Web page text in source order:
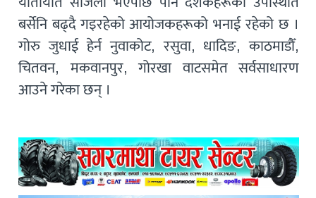
बर्सेनि बढ्दै गइरहेको आयोजकहरूको भनाई रहेको छ ।
गोरु जुधाई हेर्न नुवाकोट, रसुवा, धादिङ, काठमाडौँ,
चितवन, मकवानपुर, गोरखा वाटसमेत सर्वसाधारण
आउने गरेका छन् ।